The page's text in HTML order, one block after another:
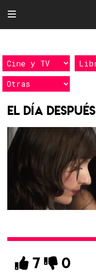
El día después
7 0